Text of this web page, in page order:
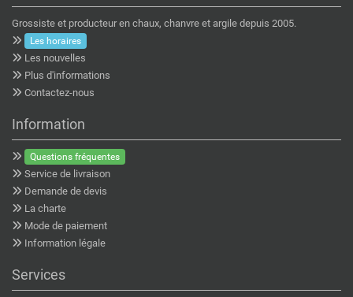
Grossiste et producteur en chaux, chanvre et argile depuis 2005.
Les horaires
Les nouvelles
Plus d'informations
Contactez-nous
Information
Questions fréquentes
Service de livraison
Demande de devis
La charte
Mode de paiement
Information légale
Services